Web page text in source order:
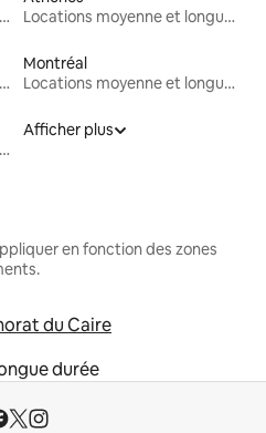
Locations moyenne et longue durée
Locations moyenne et longue durée
Locations moyenne et longue durée
Montréal
Locations moyenne et longue durée
Locations moyenne et longue durée
Afficher plus
en fonction des zones
du Caire
durée